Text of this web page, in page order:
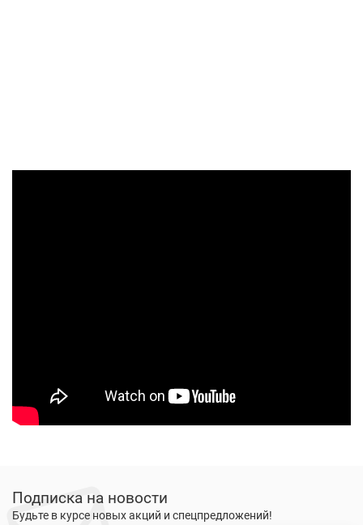
Подписка на новости
Будьте в курсе новых акций и спецпредложений!